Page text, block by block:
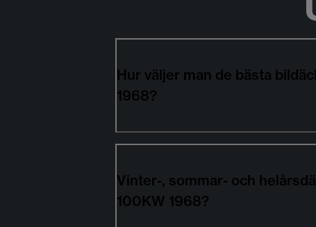
Hur väljer man de bästa
1968?
Vinter-, sommar- och
100KW 1968?